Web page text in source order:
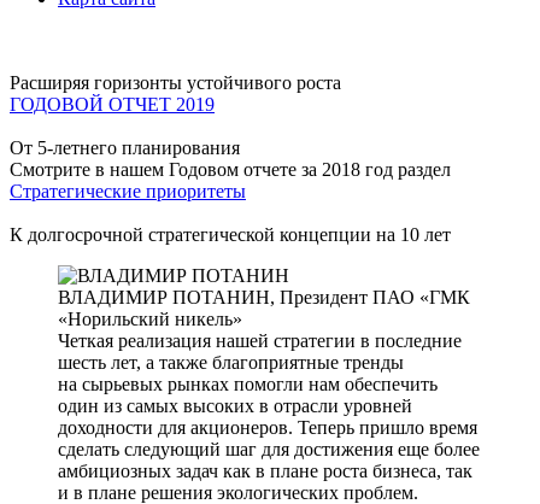
Расширяя горизонты устойчивого роста
ГОДОВОЙ ОТЧЕТ 2019
От 5-летнего планирования
Смотрите в нашем Годовом отчете за 2018 год раздел
Стратегические приоритеты
К долгосрочной стратегической концепции на 10 лет
ВЛАДИМИР ПОТАНИН, Президент ПАО «ГМК
«Норильский никель»
Четкая реализация нашей стратегии в последние
шесть лет, а также благоприятные тренды
на сырьевых рынках помогли нам обеспечить
один из самых высоких в отрасли уровней
доходности для акционеров. Теперь пришло время
сделать следующий шаг для достижения еще более
амбициозных задач как в плане роста бизнеса, так
и в плане решения экологических проблем.